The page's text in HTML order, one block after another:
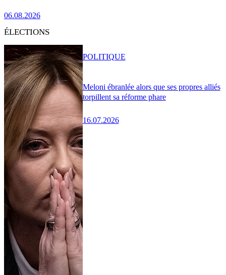
06.08.2026
ÉLECTIONS
Meloni ébranlée alors que ses propres alliés
torpillent sa réforme phare
16.07.2026
POLITIQUE